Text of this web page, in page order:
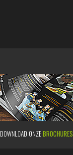
DOWNLOAD ONZEBROCHURES